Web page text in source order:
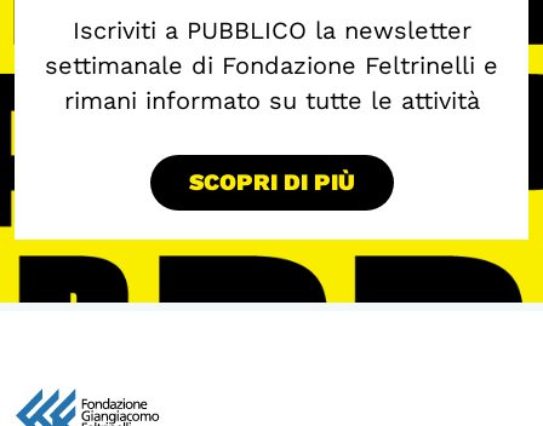
Iscriviti a PUBBLICO la newsletter
settimanale di Fondazione Feltrinelli e
rimani informato su tutte le attività
SCOPRI DI PIÙ